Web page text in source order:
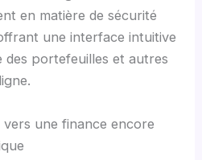
en matière de sécurité
une interface intuitive
des portefeuilles et autres
vers une finance encore